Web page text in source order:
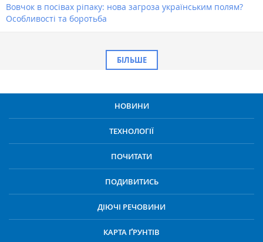
Вовчок в посівах ріпаку: нова загроза українським полям?
Особливості та боротьба
БІЛЬШЕ
НОВИНИ
ТЕХНОЛОГІЇ
ПОЧИТАТИ
ПОДИВИТИСЬ
ДІЮЧІ РЕЧОВИНИ
КАРТА ҐРУНТІВ